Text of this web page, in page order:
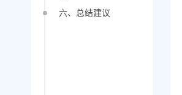
六、总结建议